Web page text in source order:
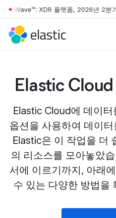
Skip to main content
Wave™: XDR 플랫폼, 2026년 2분기 •
Elastic
Elastic Cloud에 데이
옵션을 사용하여 데이
Elastic은 이 작업을 더
의 리소스를 모아놓았
서에 이르기까지, 아래
수 있는 다양한 방법을